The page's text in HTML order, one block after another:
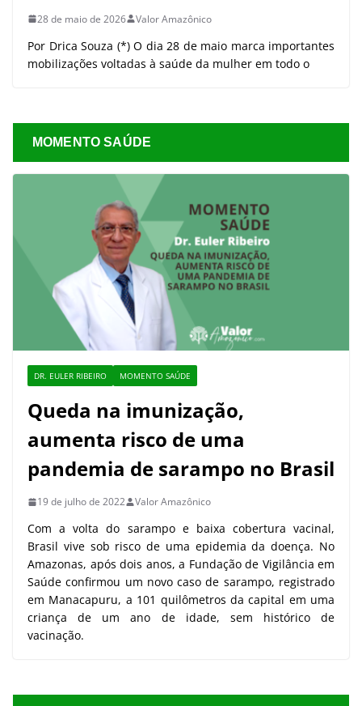
28 de maio de 2026 Valor Amazônico
Por Drica Souza (*) O dia 28 de maio marca importantes
mobilizações voltadas à saúde da mulher em todo o
MOMENTO SAÚDE
DR. EULER RIBEIRO MOMENTO SAÚDE
Queda na imunização,
aumenta risco de uma
pandemia de sarampo no Brasil
19 de julho de 2022 Valor Amazônico
Com a volta do sarampo e baixa cobertura vacinal,
Brasil vive sob risco de uma epidemia da doença. No
Amazonas, após dois anos, a Fundação de Vigilância em
Saúde confirmou um novo caso de sarampo, registrado
em Manacapuru, a 101 quilômetros da capital em uma
criança de um ano de idade, sem histórico de
vacinação.